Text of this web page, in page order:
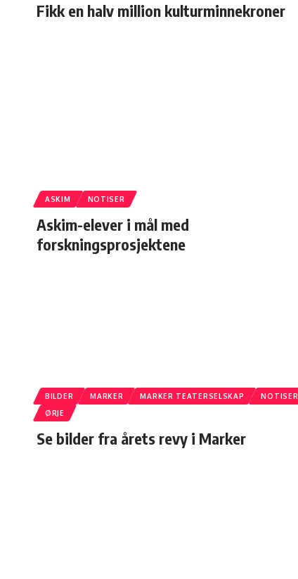
Fikk en halv million kulturminnekroner
ASKIM NOTISER
Askim-elever i mål med
forskningsprosjektene
BILDER MARKER MARKER TEATERSELSKAP
NOTISER
ØRJE
Se bilder fra årets revy i Marker